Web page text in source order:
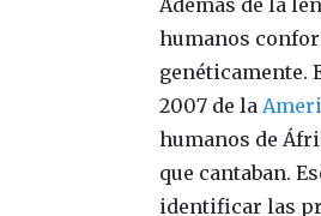
Además de la
humanos
genéticamente.
2007 de la
humanos de
que cantaban.
identificar las